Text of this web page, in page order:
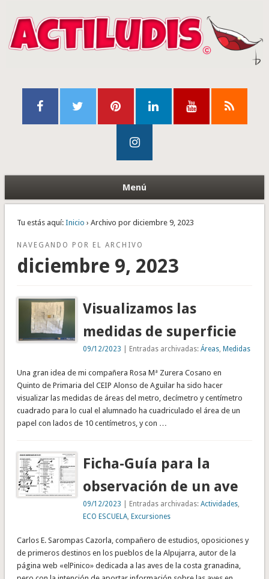
Menú
Tu estás aquí: Inicio › Archivo por diciembre 9, 2023
NAVEGANDO POR EL ARCHIVO
diciembre 9, 2023
Visualizamos las
medidas de superficie
09/12/2023 | Entradas archivadas:Áreas ,Medidas
Una gran idea de mi compañera Rosa Mª Zurera Cosano en
Quinto de Primaria del CEIP Alonso de Aguilar ha sido hacer
visualizar las medidas de áreas del metro, decímetro y centímetro
cuadrado para lo cual el alumnado ha cuadriculado el área de un
papel con lados de 10 centímetros, y con …
Ficha-Guía para la
observación de un ave
09/12/2023 | Entradas archivadas:Actividades
ECO ESCUELA ,Excursiones
Carlos E. Sarompas Cazorla, compañero de estudios, oposiciones y
de primeros destinos en los pueblos de la Alpujarra, autor de la
página web «elPinico» dedicada a las aves de la costa granadina,